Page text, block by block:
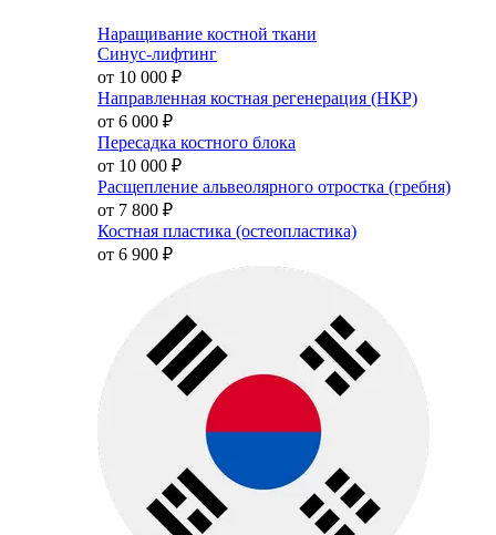
Наращивание костной ткани
Синус-лифтинг
от 10 000 ₽
Направленная костная регенерация (НКР)
от 6 000 ₽
Пересадка костного блока
от 10 000 ₽
Расщепление альвеолярного отростка (гребня)
от 7 800 ₽
Костная пластика (остеопластика)
от 6 900 ₽